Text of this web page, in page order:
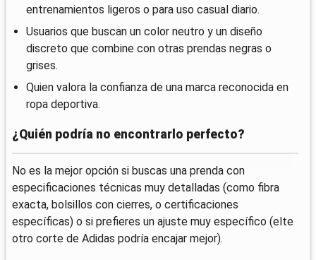
entrenamientos ligeros o para uso casual diario.
Usuarios que buscan un color neutro y un diseño
discreto que combine con otras prendas negras o
grises.
Quien valora la confianza de una marca reconocida en
ropa deportiva.
¿Quién podría no encontrarlo perfecto?
No es la mejor opción si buscas una prenda con
especificaciones técnicas muy detalladas (como fibra
exacta, bolsillos con cierres, o certificaciones
específicas) o si prefieres un ajuste muy específico (elte
otro corte de Adidas podría encajar mejor).